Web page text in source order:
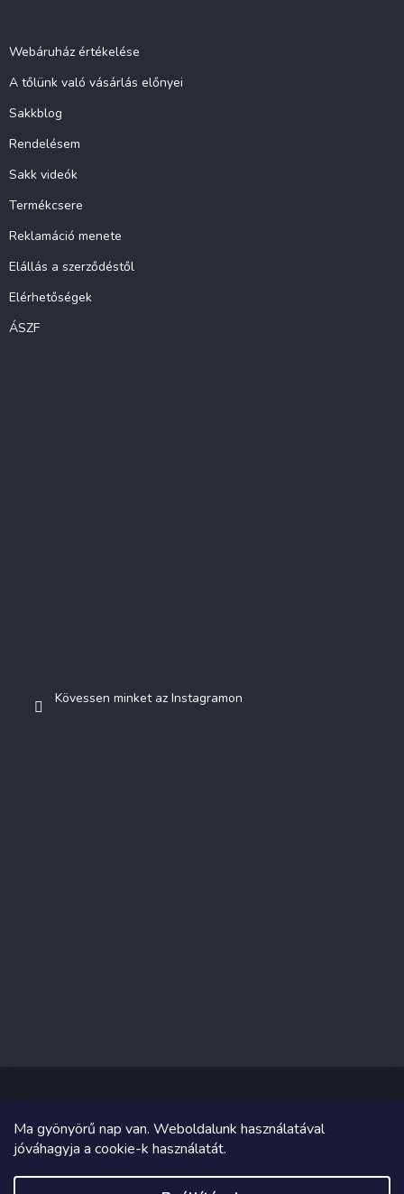
Ma gyönyörű nap van. Weboldalunk használatával
jóváhagyja a cookie-k használatát.
Webáruház értékelése
A tőlünk való vásárlás előnyei
Sakkblog
Rendelésem
Sakk videók
Termékcsere
Reklamáció menete
Elállás a szerződéstől
Elérhetőségek
ÁSZF
Kövessen minket az Instagramon
Copyright 2026 Sakküzlet. Minden jog fenntartva.
Grafika és megvalósítás innen Tomáš Hlad&Shoptetak.cz.